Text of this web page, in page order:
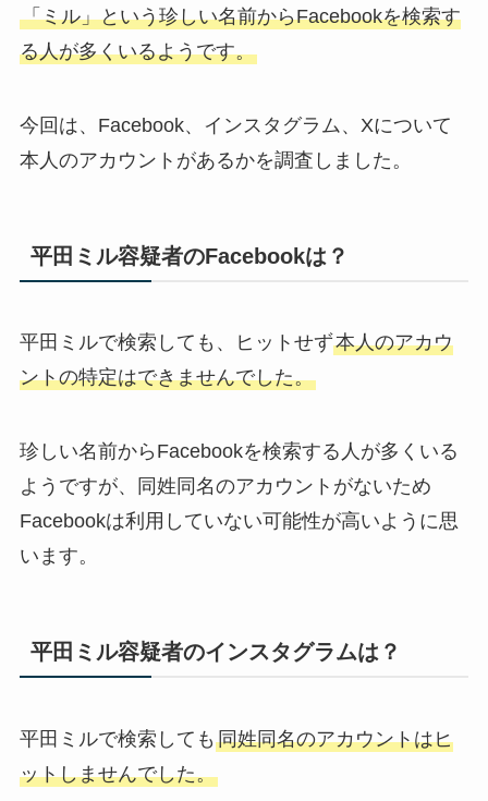
「ミル」という珍しい名前からFacebookを検索す
る人が多くいるようです。
今回は、Facebook、インスタグラム、Xについて
本人のアカウントがあるかを調査しました。
平田ミル容疑者のFacebookは？
平田ミルで検索しても、ヒットせず本人のアカウ
ントの特定はできませんでした。
珍しい名前からFacebookを検索する人が多くいる
ようですが、同姓同名のアカウントがないため
Facebookは利用していない可能性が高いように思
います。
平田ミル容疑者のインスタグラムは？
平田ミルで検索しても 同姓同名のアカウントはヒ
ットしませんでした。